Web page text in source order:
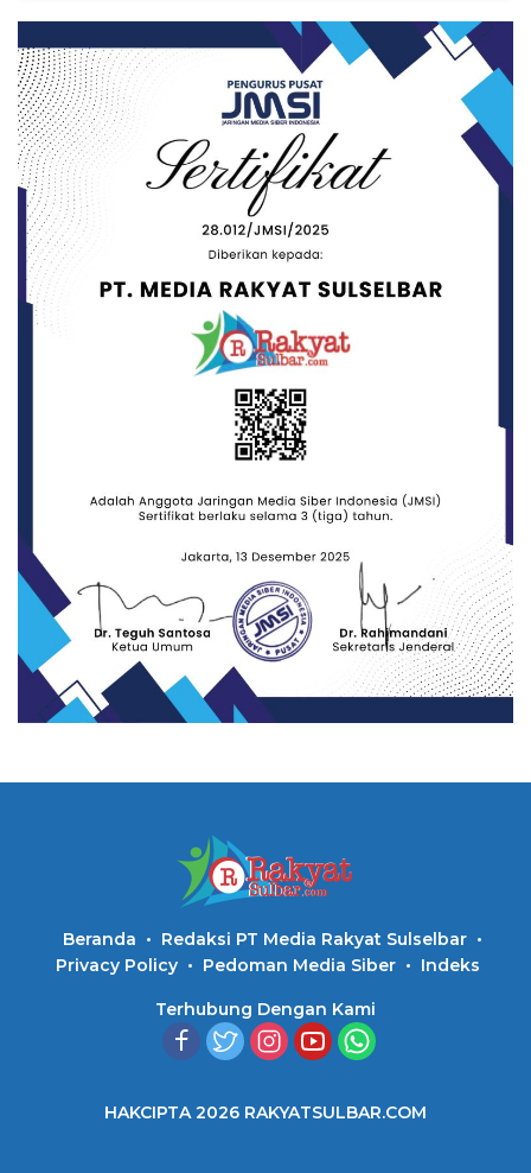
Beranda
Redaksi PT Media Rakyat Sulselbar
Privacy Policy
Pedoman Media Siber Indeks
Terhubung Dengan Kami
HAKCIPTA 2026 RAKYATSULBAR.COM